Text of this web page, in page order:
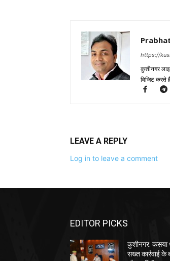
https://
कुशीनगर
विजिट करते
LEAVE A REPLY
Log in to leave a comment
EDITOR PICKS
कुशीनगर: कसया
सख्त कार्रवाई के